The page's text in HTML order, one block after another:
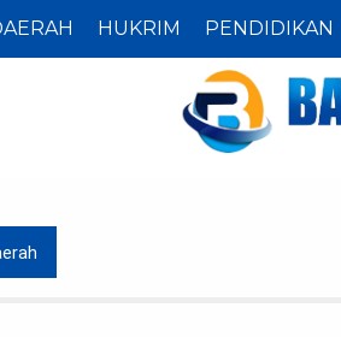
HUKRIM PENDIDIKAN